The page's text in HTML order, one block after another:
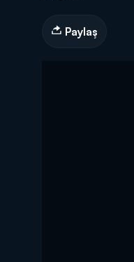
Paylaş